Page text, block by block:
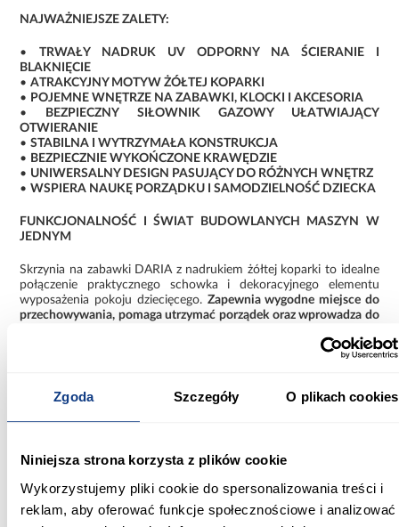
Zgoda Szczegóły O plikach cookies
Niniejsza strona korzysta z plików cookie
Wykorzystujemy pliki cookie do spersonalizowania treści i
reklam, aby oferować funkcje społecznościowe i analizować
NAJWAŻNIEJSZE ZALETY:
•TRWAŁY NADRUK UV ODPORNY NA ŚCIERANIE I
BLAKNIĘCIE
•ATRAKCYJNY MOTYW ŻÓŁTEJ KOPARKI
• POJEMNE WNĘTRZE NA ZABAWKI, KLOCKI I AKCESORIA
•
BEZPIECZNY SIŁOWNIK GAZOWY UŁATWIAJĄCY
OTWIERANIE
•STABILNA I WYTRZYMAŁA KONSTRUKCJA
• BEZPIECZNIE WYKOŃCZONE KRAWĘDZIE
• UNIWERSALNY DESIGN PASUJĄCY DO RÓŻNYCH WNĘTRZ
•WSPIERA NAUKĘ PORZĄDKU I SAMODZIELNOŚĆ DZIECKA
FUNKCJONALNOŚĆ I ŚWIAT BUDOWLANYCH MASZYN W
JEDNYM
Skrzynia na zabawki DARIA z nadrukiem żółtej koparki to idealne
połączenie praktycznego schowka i dekoracyjnego elementu
wyposażenia pokoju dziecięcego. Zapewnia wygodne miejsce do
przechowywania, pomaga utrzymać porządek oraz wprowadza do
40.00